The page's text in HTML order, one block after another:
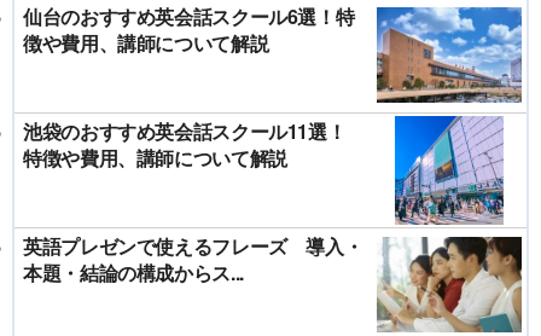
仙台のおすすめ英会話スクール6選！特
徴や費用、講師について解説
池袋のおすすめ英会話スクール11選！
特徴や費用、講師について解説
英語プレゼンで使えるフレーズ 導入・
本題・結論の構成からス...